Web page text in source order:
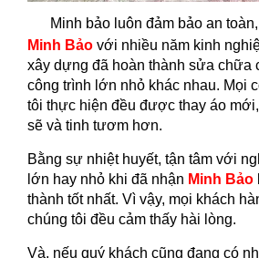
Minh bảo luôn đảm bảo an
Minh Bảo với nhiều năm kinh
xây dựng đã hoàn thành sửa chữa
công trình lớn nhỏ khác nhau. Mọi
tôi thực hiện đều được thay áo
sẽ và tinh tươm hơn.
Bằng sự nhiệt huyết, tận tâm với
lớn hay nhỏ khi đã nhận Minh Bảo
thành tốt nhất. Vì vậy, mọi khách
chúng tôi đều cảm thấy hài lòng.
Và, nếu quý khách cũng đang có